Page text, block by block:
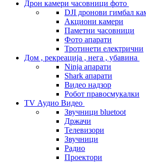
Дрон камери часовници фото
DJI дронови гимбал
Акциони камери
Паметни часовници
Фото апарати
Тротинети електрични
Дом , рекреација , нега , убавина
Ninja апарати
Shark апарати
Видео надзор
Робот правосмукалки
TV Аудио Видео
Звучници bluetoot
Држачи
Телевизори
Звучници
Радио
Проектори